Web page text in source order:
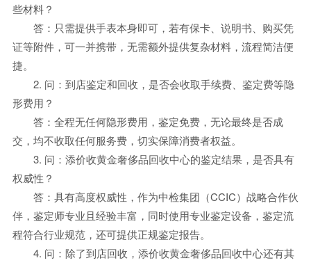
些材料？
答：只需提供手表本身即可，若有保卡、说明书、购买凭
证等附件，可一并携带，无需额外提供复杂材料，流程简洁便
捷。
2. 问：到店鉴定和回收，是否会收取手续费、鉴定费等隐
形费用？
答：全程无任何隐形费用，鉴定免费，无论最终是否成
交，均不收取任何服务费，切实保障消费者权益。
3. 问：添价收黄金奢侈品回收中心的鉴定结果，是否具有
权威性？
答：具有高度权威性，作为中检集团（CCIC）战略合作伙
伴，鉴定师专业且经验丰富，同时使用专业鉴定设备，鉴定流
程符合行业规范，还可提供正规鉴定报告。
4. 问：除了到店回收，添价收黄金奢侈品回收中心还有其